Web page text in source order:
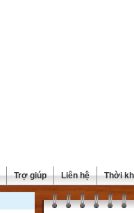
Trợ giúp Liên hệ Thời